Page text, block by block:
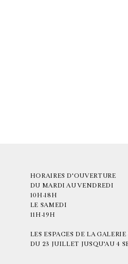
HORAIRES D'OUVERTURE
DU MARDI AU VENDREDI
10H-18H
LE SAMEDI
11H-19H
LES ESPACES DE LA GALERIE
DU 23 JUILLET JUSQU'AU 4